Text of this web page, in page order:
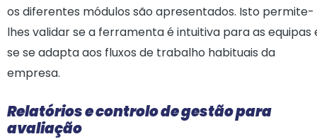
os diferentes módulos são apresentados. Isto permite-
lhes validar se a ferramenta é intuitiva para as equipas
se se adapta aos fluxos de trabalho habituais da
empresa.
Relatórios e controlo de gestão para
avaliação